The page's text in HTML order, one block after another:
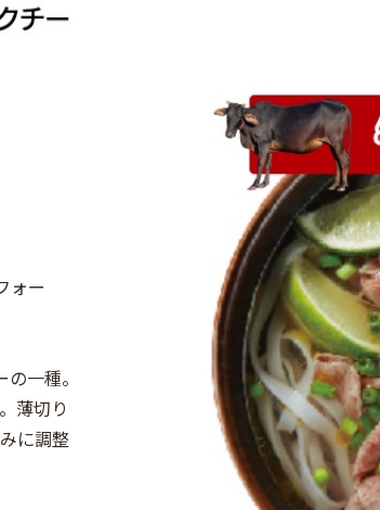
ォー
一種。
薄切り
に調整